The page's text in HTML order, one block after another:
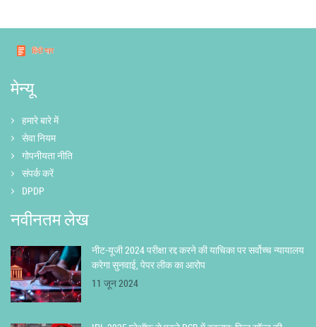
मेन्यू
हमारे बारे में
सेवा नियम
गोपनीयता नीति
संपर्क करें
DPDP
नवीनतम लेख
नीट-यूजी 2024 परीक्षा रद्द करने की याचिका पर सर्वोच्च न्यायालय
करेगा सुनवाई, पेपर लीक का आरोप
11 जून 2024